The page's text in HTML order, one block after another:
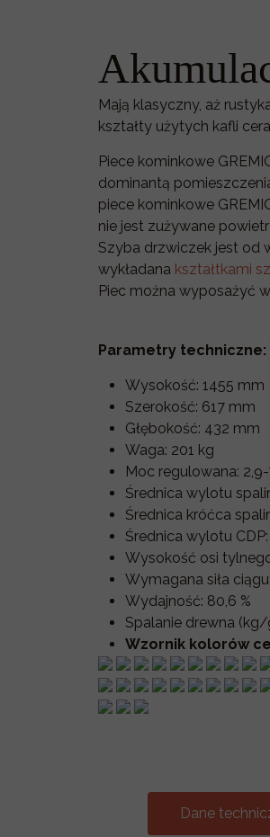
Dane
Mają klasyczny, aż
kształty użytych kafli
Piece kominkowe
dominantą
piece kominkowe
nie jest zużywane
Szyba drzwiczek jest od
wykładana kształtkami
Piec można wyposażyć w
Parametry techniczne:
Wysokość: 1455 mm
Szerokość: 617 mm
Głębokość: 432 mm
Waga: 201 kg
Moc regulowana:
Średnica wylotu
Średnica króćca
Średnica wylotu CDP:
Wysokość osi
Wymagana siła
Wydajność: 80,6 %
Spalanie drewna
Wzornik kolorów